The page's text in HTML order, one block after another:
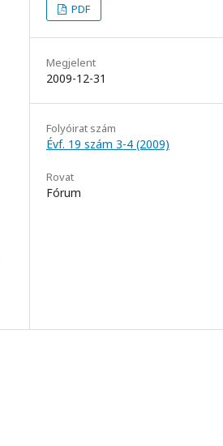
PDF
Megjelent
2009-12-31
Folyóirat szám
Évf. 19 szám 3-4 (2009)
Rovat
Fórum